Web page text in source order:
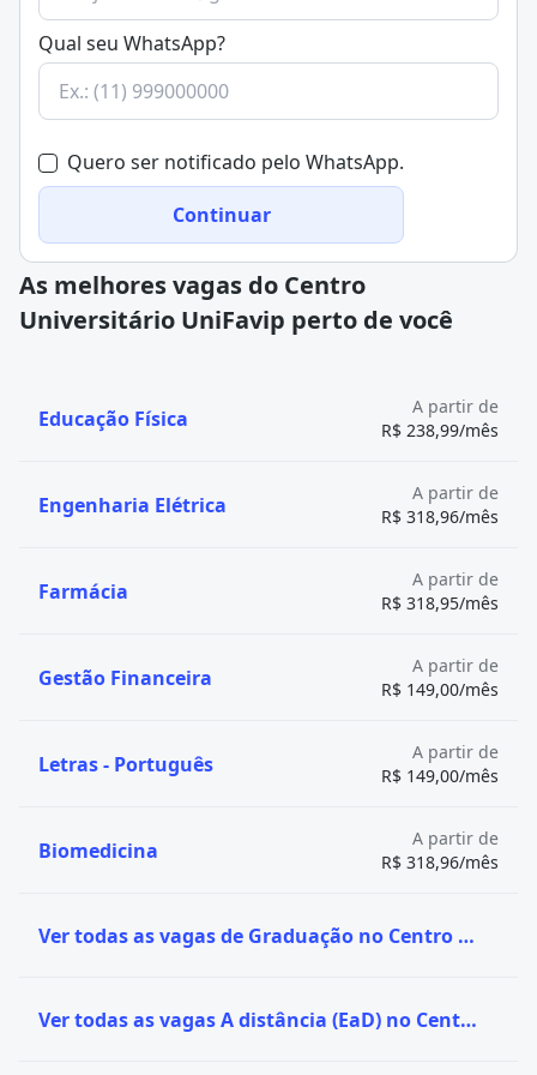
Qual seu WhatsApp?
Quero ser notificado pelo WhatsApp.
Continuar
As melhores vagas do Centro
Universitário UniFavip perto de você
Educação Física
A partir de
R$ 238,99/mês
Engenharia Elétrica
A partir de
R$ 318,96/mês
Farmácia
A partir de
R$ 318,95/mês
Gestão Financeira
A partir de
R$ 149,00/mês
Letras - Português
A partir de
R$ 149,00/mês
Biomedicina
A partir de
R$ 318,96/mês
Ver todas as vagas de Graduação no Centro Universitário UniFavip
Ver todas as vagas A distância (EaD) no Centro Universitário UniFavip